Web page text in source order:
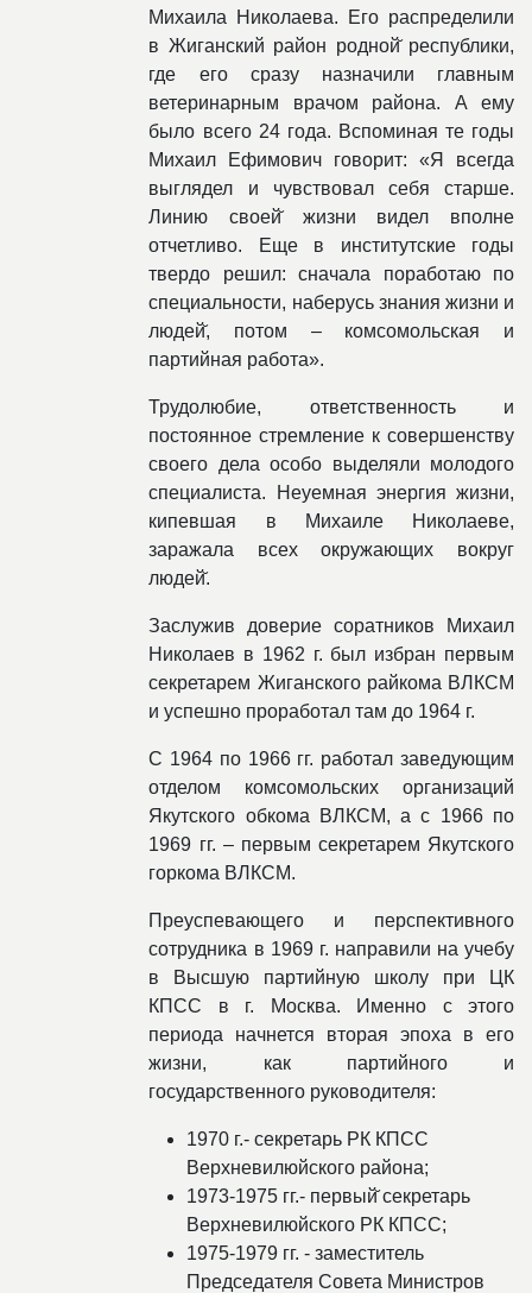
Михаила Николаева. Его распределили
в Жиганский район родной̆ республики,
где его сразу назначили главным
ветеринарным врачом района. А ему
было всего 24 года. Вспоминая те годы
Михаил Ефимович говорит: «Я всегда
выглядел и чувствовал себя старше.
Линию своей̆ жизни видел вполне
отчетливо. Еще в институтские годы
твердо решил: сначала поработаю по
специальности, наберусь знания жизни и
людей̆, потом – комсомольская и
партийная работа».
Трудолюбие, ответственность и
постоянное стремление к совершенству
своего дела особо выделяли молодого
специалиста. Неуемная энергия жизни,
кипевшая в Михаиле Николаеве,
заражала всех окружающих вокруг
людей̆.
Заслужив доверие соратников Михаил
Николаев в 1962 г. был избран первым
секретарем Жиганского райкома ВЛКСМ
и успешно проработал там до 1964 г.
С 1964 по 1966 гг. работал заведующим
отделом комсомольских организаций
Якутского обкома ВЛКСМ, а с 1966 по
1969 гг. – первым секретарем Якутского
горкома ВЛКСМ.
Преуспевающего и перспективного
сотрудника в 1969 г. направили на учебу
в Высшую партийную школу при ЦК
КПСС в г. Москва. Именно с этого
периода начнется вторая эпоха в его
жизни, как партийного и
государственного руководителя:
1970 г.- секретарь РК КПСС
Верхневилюйского района;
1973-1975 гг.- первый̆ секретарь
Верхневилюйского РК КПСС;
1975-1979 гг. - заместитель
Председателя Совета Министров